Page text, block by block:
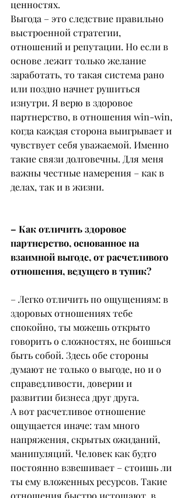
ценностях.
Выгода – это следствие правильно
выстроенной стратегии,
отношений и репутации. Но если в
основе лежит только желание
заработать, то такая система рано
или поздно начнет рушиться
изнутри. Я верю в здоровое
партнерство, в отношения win-win,
когда каждая сторона выигрывает и
чувствует себя уважаемой. Именно
такие связи долговечны. Для меня
важны честные намерения – как в
делах, так и в жизни.
– Как отличить здоровое
партнерство, основанное на
взаимной выгоде, от расчетливого
отношения, ведущего в тупик?
– Легко отличить по ощущениям: в
здоровых отношениях тебе
спокойно, ты можешь открыто
говорить о сложностях, не боишься
быть собой. Здесь обе стороны
думают не только о выгоде, но и о
справедливости, доверии и
развитии бизнеса друг друга.
А вот расчетливое отношение
ощущается иначе: там много
напряжения, скрытых ожиданий,
манипуляций. Человек как будто
постоянно взвешивает – стоишь ли
ты ему вложенных ресурсов. Такие
отношения быстро истощают, в